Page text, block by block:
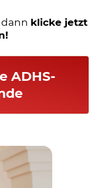
klicke jetzt
ADHS-